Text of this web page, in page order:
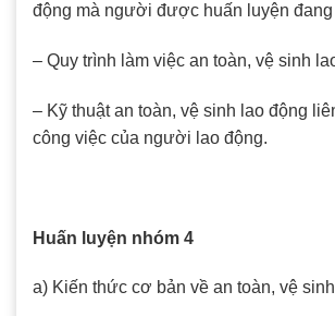
động mà người được huấn luyện đang
– Quy trình làm việc an toàn, vệ sinh
– Kỹ thuật an toàn, vệ sinh lao động
công việc của người lao động.
Huấn luyện nhóm 4
a) Kiến thức cơ bản về an toàn, vệ